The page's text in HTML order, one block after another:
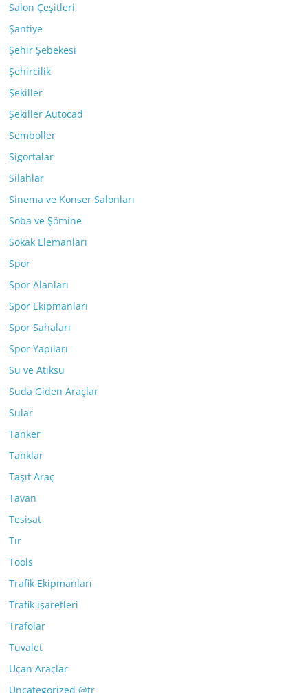
Salon Çeşitleri
Şantiye
Şehir Şebekesi
Şehircilik
Şekiller
Şekiller Autocad
Semboller
Sigortalar
Silahlar
Sinema ve Konser Salonları
Soba ve Şömine
Sokak Elemanları
Spor
Spor Alanları
Spor Ekipmanları
Spor Sahaları
Spor Yapıları
Su ve Atıksu
Suda Giden Araçlar
Sular
Tanker
Tanklar
Taşıt Araç
Tavan
Tesisat
Tır
Tools
Trafik Ekipmanları
Trafik işaretleri
Trafolar
Tuvalet
Uçan Araçlar
Uncategorized @tr